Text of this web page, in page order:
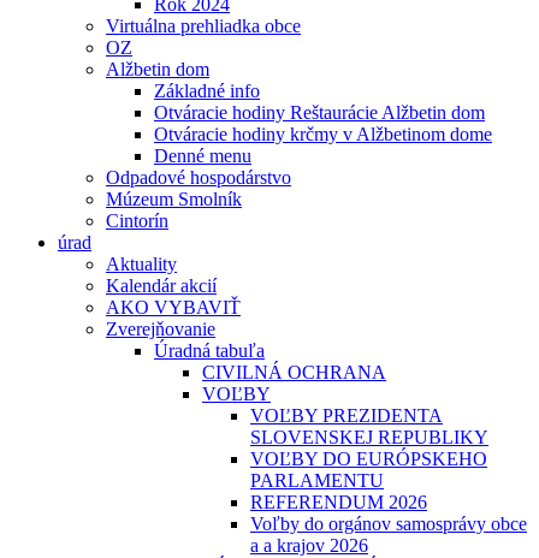
Rok 2024
Virtuálna prehliadka obce
OZ
Alžbetin dom
Základné info
Otváracie hodiny Reštaurácie Alžbetin dom
Otváracie hodiny krčmy v Alžbetinom dome
Denné menu
Odpadové hospodárstvo
Múzeum Smolník
Cintorín
úrad
Aktuality
Kalendár akcií
AKO VYBAVIŤ
Zverejňovanie
Úradná tabuľa
CIVILNÁ OCHRANA
VOĽBY
VOĽBY PREZIDENTA
SLOVENSKEJ REPUBLIKY
VOĽBY DO EURÓPSKEHO
PARLAMENTU
REFERENDUM 2026
Voľby do orgánov samosprávy obce
a a krajov 2026